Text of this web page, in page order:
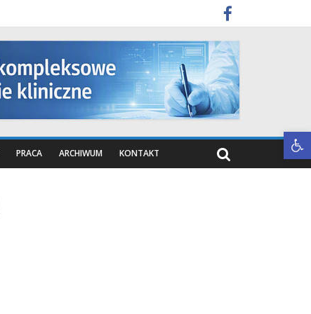
Otwórz pasek narzędzi
PRACA ARCHIWUM KONTAKT